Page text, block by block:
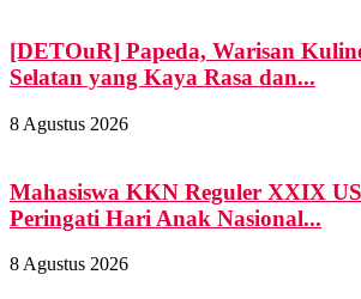
[DETOuR] Papeda, Warisan
Selatan yang Kaya Rasa dan...
8 Agustus 2026
Mahasiswa KKN Reguler XXIX
Peringati Hari Anak Nasional...
8 Agustus 2026